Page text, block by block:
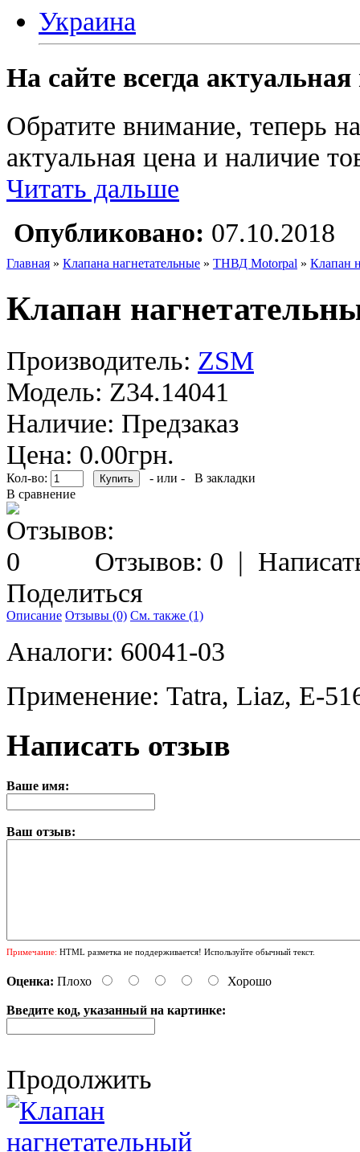
Украина
На сайте всегда
Обратите внимание, теперь
актуальная цена и наличие
Читать дальше
Опубликовано: 07.10.2018
Главная » Клапана нагнетательные » ТНВД Motorpal » Клапан
Клапан
Производитель: ZSM
Модель: Z34.14041
Наличие: Предзаказ
Цена: 0.00грн.
Кол-во: - или -
В закладки
В сравнение
Отзывов: 0 |
Поделиться
Описание Отзывы (0) См. также (1)
Аналоги: 60041-03
Применение: Tatra, Liaz, E-
Написать отзыв
Ваше имя:
Ваш отзыв:
Примечание: HTML разметка не поддерживается! Используйте обычный текст.
Оценка: Плохо Хорошо
Введите код, указанный на картинке:
Продолжить